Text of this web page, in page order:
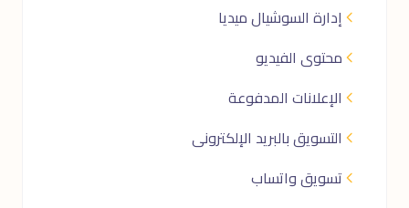
إدارة السوشيال ميديا
محتوى الفيديو
الإعلانات المدفوعة
التسويق بالبريد الإلكترونى
تسويق واتساب